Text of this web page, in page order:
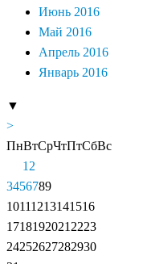
Июнь 2016
Май 2016
Апрель 2016
Январь 2016
▼
>
ПнВтСрЧтПтСбВс
1 2
3456789
10111213141516
1718192021 2223
24252627282930